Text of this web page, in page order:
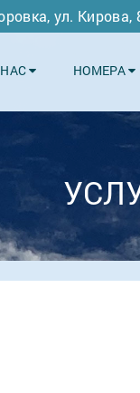
ул. Кирова,
НОМЕРА